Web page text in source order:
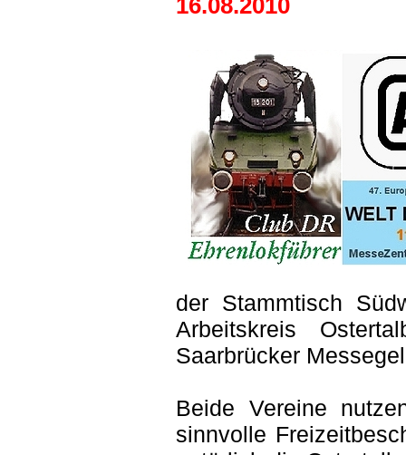
16.08.2010
der Stammtisch
Arbeitskreis
Saarbrücker
Beide Vereine
sinnvolle